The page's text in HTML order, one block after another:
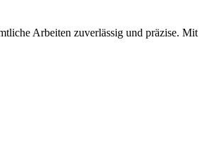
Arbeiten zuverlässig und präzise. Mit